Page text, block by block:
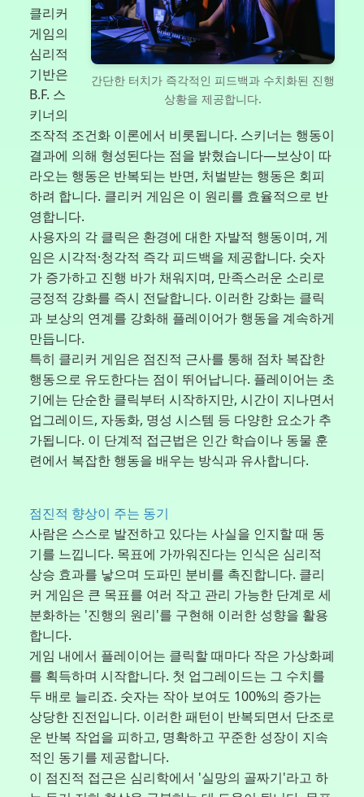
간단한 터치가 즉각적인 피드백과 수치화된 진행
상황을 제공합니다.
클리커
게임의
심리적
기반은
B.F. 스
키너의
조작적 조건화 이론에서 비롯됩니다. 스키너는 행동이
결과에 의해 형성된다는 점을 밝혔습니다—보상이 따
라오는 행동은 반복되는 반면, 처벌받는 행동은 회피
하려 합니다. 클리커 게임은 이 원리를 효율적으로 반
영합니다.
사용자의 각 클릭은 환경에 대한 자발적 행동이며, 게
임은 시각적·청각적 즉각 피드백을 제공합니다. 숫자
가 증가하고 진행 바가 채워지며, 만족스러운 소리로
긍정적 강화를 즉시 전달합니다. 이러한 강화는 클릭
과 보상의 연계를 강화해 플레이어가 행동을 계속하게
만듭니다.
특히 클리커 게임은 점진적 근사를 통해 점차 복잡한
행동으로 유도한다는 점이 뛰어납니다. 플레이어는 초
기에는 단순한 클릭부터 시작하지만, 시간이 지나면서
업그레이드, 자동화, 명성 시스템 등 다양한 요소가 추
가됩니다. 이 단계적 접근법은 인간 학습이나 동물 훈
련에서 복잡한 행동을 배우는 방식과 유사합니다.
점진적 향상이 주는 동기
사람은 스스로 발전하고 있다는 사실을 인지할 때 동
기를 느낍니다. 목표에 가까워진다는 인식은 심리적
상승 효과를 낳으며 도파민 분비를 촉진합니다. 클리
커 게임은 큰 목표를 여러 작고 관리 가능한 단계로 세
분화하는 '진행의 원리'를 구현해 이러한 성향을 활용
합니다.
게임 내에서 플레이어는 클릭할 때마다 작은 가상화폐
를 획득하며 시작합니다. 첫 업그레이드는 그 수치를
두 배로 늘리죠. 숫자는 작아 보여도 100%의 증가는
상당한 진전입니다. 이러한 패턴이 반복되면서 단조로
운 반복 작업을 피하고, 명확하고 꾸준한 성장이 지속
적인 동기를 제공합니다.
이 점진적 접근은 심리학에서 '실망의 골짜기'라고 하